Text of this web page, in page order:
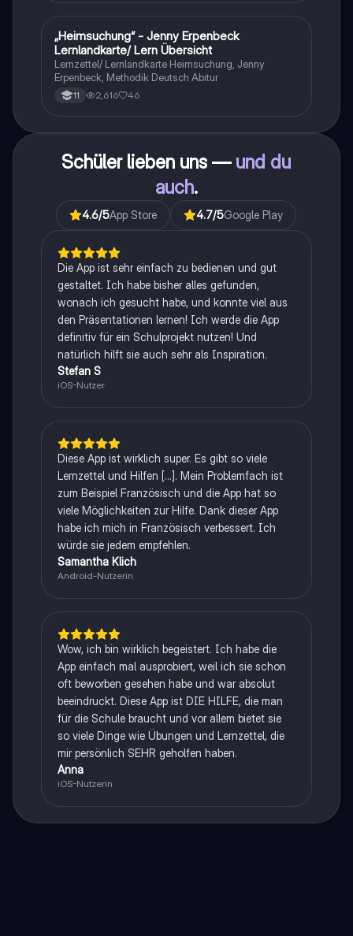
Deutsch
„Heimsuchung“ - Jenny Erpenbeck
Lernlandkarte/ Lern Übersicht
Lernzettel/ Lernlandkarte Heimsuchung, Jenny
Erpenbeck, Methodik Deutsch Abitur
11 2,616 46
Schüler lieben uns — und du
auch.
4.6/5App Store 4.7/5Google Play
Die App ist sehr einfach zu bedienen und gut
gestaltet. Ich habe bisher alles gefunden,
wonach ich gesucht habe, und konnte viel aus
den Präsentationen lernen! Ich werde die App
definitiv für ein Schulprojekt nutzen! Und
natürlich hilft sie auch sehr als Inspiration.
Stefan S
iOS-Nutzer
Diese App ist wirklich super. Es gibt so viele
Lernzettel und Hilfen [...]. Mein Problemfach ist
zum Beispiel Französisch und die App hat so
viele Möglichkeiten zur Hilfe. Dank dieser App
habe ich mich in Französisch verbessert. Ich
würde sie jedem empfehlen.
Samantha Klich
Android-Nutzerin
Wow, ich bin wirklich begeistert. Ich habe die
App einfach mal ausprobiert, weil ich sie schon
oft beworben gesehen habe und war absolut
beeindruckt. Diese App ist DIE HILFE, die man
für die Schule braucht und vor allem bietet sie
so viele Dinge wie Übungen und Lernzettel, die
mir persönlich SEHR geholfen haben.
Anna
iOS-Nutzerin